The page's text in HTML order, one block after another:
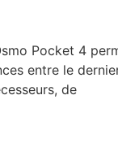
Pocket 4
entre le
de